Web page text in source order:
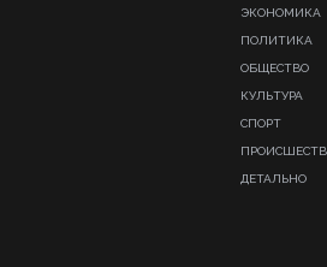
ЭКОНОМИКА
ПОЛИТИКА
ОБЩЕСТВО
КУЛЬТУРА
СПОРТ
ДЕТАЛЬНО